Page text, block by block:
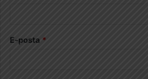
E-posta *